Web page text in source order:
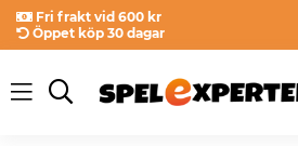
Fri frakt vid 600 kr
Öppet köp 30 dagar